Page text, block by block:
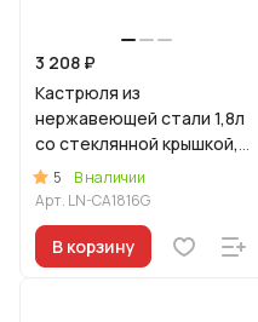
3 208 ₽
Кастрюля из
нержавеющей стали 1,8л
со стеклянной крышкой,
линия "Леон"
5
В наличии
Арт. LN-CA1816G
В корзину